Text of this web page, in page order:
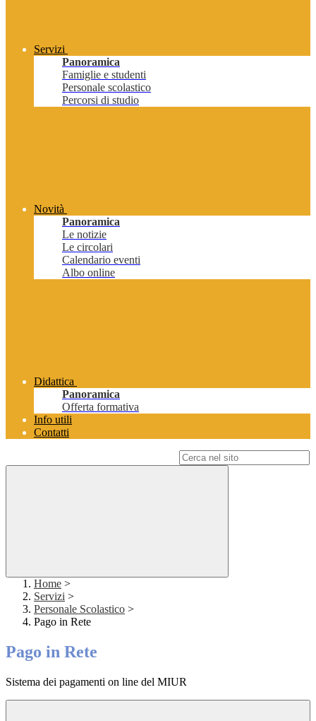
Servizi
Panoramica
Famiglie e studenti
Personale scolastico
Percorsi di studio
Novità
Panoramica
Le notizie
Le circolari
Calendario eventi
Albo online
Didattica
Panoramica
Offerta formativa
Info utili
Contatti
Home >
Servizi >
Personale Scolastico >
Pago in Rete
Pago in Rete
Sistema dei pagamenti on line del MIUR